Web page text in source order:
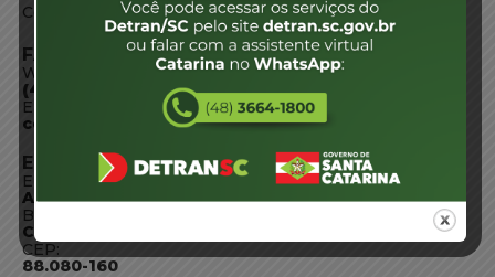
Conheça SC
FALE CONOSCO
WhatsApp:
(48) 3664-1800
E-mail:
centraldeinformacoes@detran.sc.gov.br
ENDEREÇO
Endereço:
Av. Almirante Tamandaré - 480
Bairro:
Coqueiros, Florianópolis SC
CEP:
88.080-160